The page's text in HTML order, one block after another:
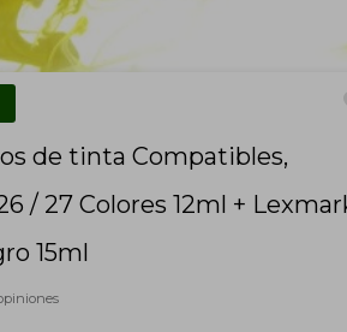
de tinta Compatibles,
/ 27 Colores 12ml +
15ml